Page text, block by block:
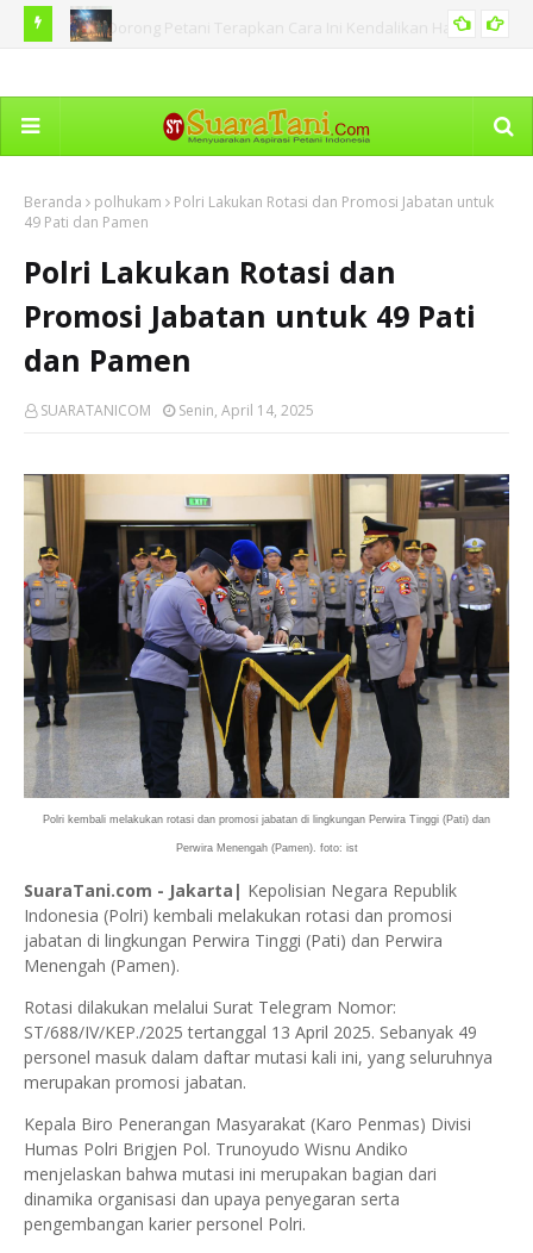
Air Termasuk di Sumut
Beranda polhukam
Polri Lakukan Rotasi dan Promosi Jabatan untuk
49 Pati dan Pamen
Polri Lakukan Rotasi dan
Promosi Jabatan untuk 49 Pati
dan Pamen
SUARATANICOM Senin, April 14, 2025
Polri kembali melakukan rotasi dan promosi jabatan di lingkungan Perwira Tinggi (Pati) dan
Perwira Menengah (Pamen). foto: ist
SuaraTani.com - Jakarta| Kepolisian Negara Republik
Indonesia (Polri) kembali melakukan rotasi dan promosi
jabatan di lingkungan Perwira Tinggi (Pati) dan Perwira
Menengah (Pamen).
Rotasi dilakukan melalui Surat Telegram Nomor:
ST/688/IV/KEP./2025 tertanggal 13 April 2025. Sebanyak 49
personel masuk dalam daftar mutasi kali ini, yang seluruhnya
merupakan promosi jabatan.
Kepala Biro Penerangan Masyarakat (Karo Penmas) Divisi
Humas Polri Brigjen Pol. Trunoyudo Wisnu Andiko
menjelaskan bahwa mutasi ini merupakan bagian dari
dinamika organisasi dan upaya penyegaran serta
pengembangan karier personel Polri.